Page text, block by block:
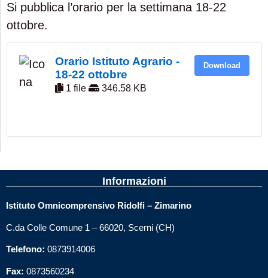
Si pubblica l’orario per la settimana 18-22
ottobre.
Orario Istituto Agrario -
18-22 ottobre
1 file 346.58 KB
Download
Informazioni
Istituto Omnicomprensivo Ridolfi – Zimarino
C.da Colle Comune 1 – 66020, Scerni (CH)
Telefono: 0873914006
Fax: 0873560234